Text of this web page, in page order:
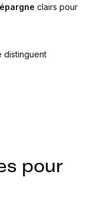
clairs pour
distinguent
pour